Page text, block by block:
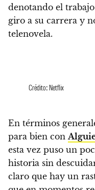
denotando el
giro a su carrera y
telenovela.
Crédito: Netflix
En términos
para bien con
esta vez puso un
historia sin
claro que hay un